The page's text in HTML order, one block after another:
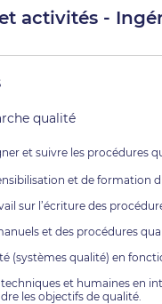
activités -
qualité
et suivre les procédures
et de formation
sur l’écriture des
et des procédures
(systèmes qualité) en
et humaines en
les objectifs de qualité.